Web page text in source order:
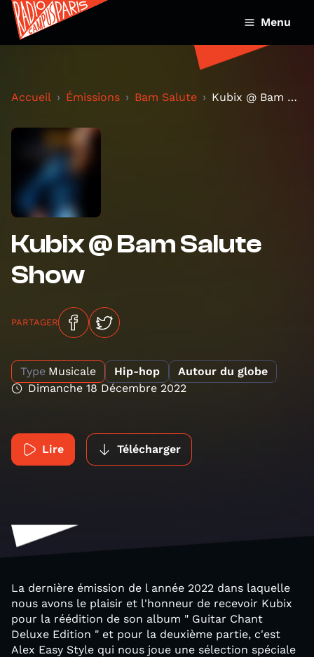
Menu
Accueil Émissions Bam Salute Kubix @ Bam Salute Show
Kubix @ Bam Salute
Show
PARTAGER
Type Musicale Hip-hop
Autour du globe
Dimanche 18 Décembre 2022
Lire Télécharger
La dernière émission de l année 2022 dans laquelle
nous avons le plaisir et l'honneur de recevoir Kubix
pour la réédition de son album " Guitar Chant
Deluxe Edition " et pour la deuxième partie, c'est
Alex Easy Style qui nous joue une sélection spéciale